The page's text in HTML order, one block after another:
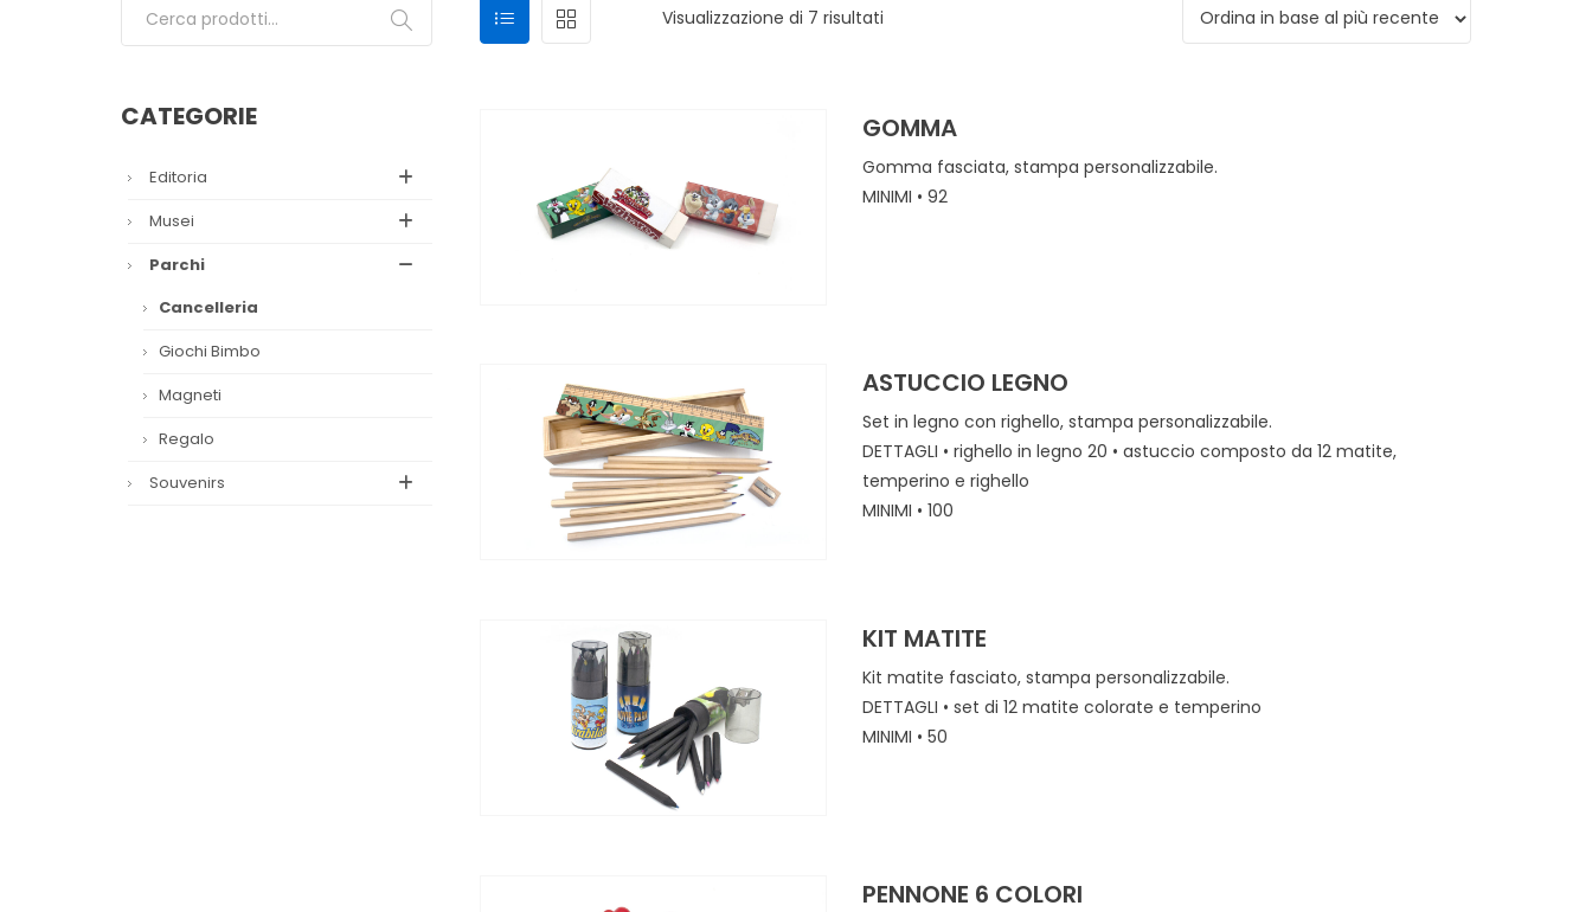
Visualizzazione di 7 risultatiOrdina in base al più recente
GOMMA
Gomma fasciata, stampa personalizzabile.
MINIMI • 92
ASTUCCIO LEGNO
Set in legno con righello, stampa personalizzabile.
DETTAGLI • righello in legno 20 • astuccio composto da 12 matite,
temperino e righello
MINIMI • 100
KIT MATITE
Kit matite fasciato, stampa personalizzabile.
DETTAGLI • set di 12 matite colorate e temperino
MINIMI • 50
PENNONE 6 COLORI
Cerca:
CATEGORIE
Editoria
Musei
Parchi
Cancelleria
Giochi Bimbo
Magneti
Regalo
Souvenirs